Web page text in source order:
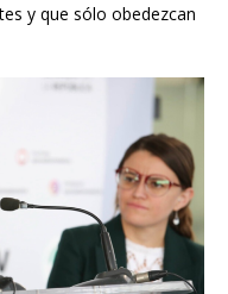
y que sólo obedezcan